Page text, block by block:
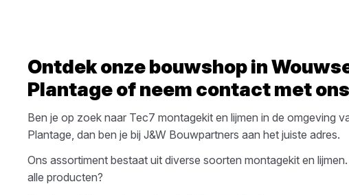
Ontdek onze bouwshop in
Plantageof neem contact met
Ben je op zoek naar Tec7 montagekit en lijmen in de omgeving
Plantage, dan ben je bij J&W Bouwpartners aan het juiste adres.
Ons assortiment bestaat uit diverse soorten montagekit en lijmen
alle producten?